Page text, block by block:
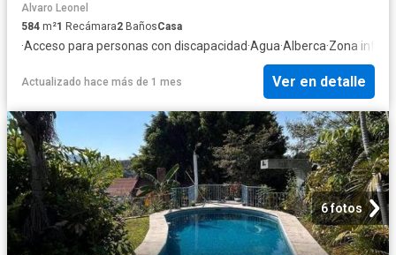
Alvaro Leonel
584 m²1 Recámara2 BañosCasa
·Acceso para personas con discapacidad·Agua·Alberca·Zona
Actualizado hace más de 1 mes Ver en detalle
6 fotos